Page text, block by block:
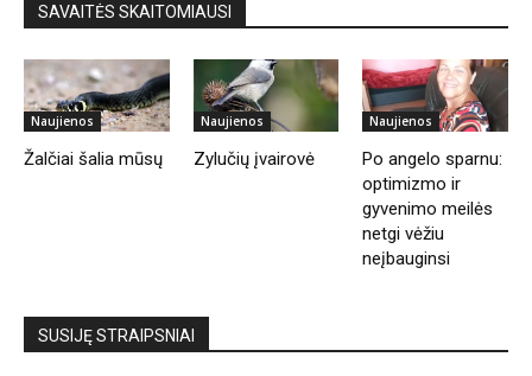
SAVAITĖS SKAITOMIAUSI
Naujienos
Žalčiai šalia mūsų
Naujienos
Zylučių įvairovė
Naujienos
Po angelo sparnu:
optimizmo ir
gyvenimo meilės
netgi vėžiu
neįbauginsi
SUSIJĘ STRAIPSNIAI